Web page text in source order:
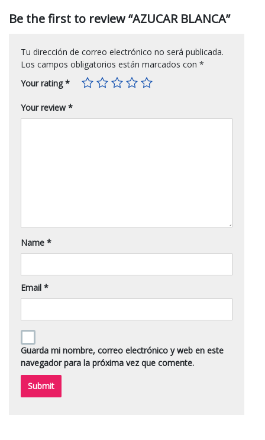
Be the first to review “AZUCAR BLANCA”
Tu dirección de correo electrónico no será publicada.
Los campos obligatorios están marcados con *
Your rating*
Your review*
Name *
Email *
Guarda mi nombre, correo electrónico y web en este
navegador para la próxima vez que comente.